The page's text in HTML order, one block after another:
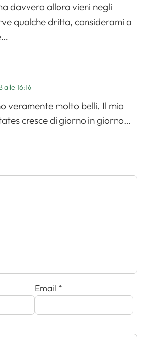
davvero allora vieni negli
qualche dritta, considerami a
alle 16:16
veramente molto belli. Il mio
cresce di giorno in giorno…
Email *